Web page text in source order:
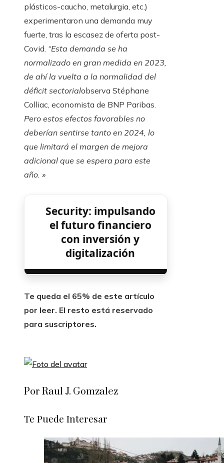
plásticos-caucho, metalurgia, etc.)
experimentaron una demanda muy
fuerte, tras la escasez de oferta post-
Covid. “Esta demanda se ha
normalizado en gran medida en 2023,
de ahí la vuelta a la normalidad del
déficit sectorialobserva Stéphane
Colliac, economista de BNP Paribas.
Pero estos efectos favorables no
deberían sentirse tanto en 2024, lo
que limitará el margen de mejora
adicional que se espera para este
año. »
Security: impulsando
el futuro financiero
con inversión y
digitalización
Te queda el 65% de este artículo
por leer. El resto está reservado
para suscriptores.
Por Raul J. Gomzalez
Te Puede Interesar